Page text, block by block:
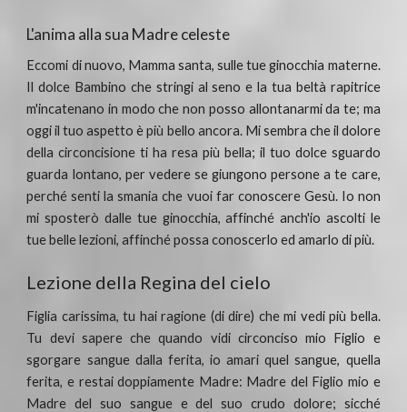
L'anima alla sua Madre celeste
Eccomi di nuovo, Mamma santa, sulle tue ginocchia materne.
Il dolce Bambino che stringi al seno e la tua beltà rapitrice
m'incatenano in modo che non posso allontanarmi da te; ma
oggi il tuo aspetto è più bello ancora. Mi sembra che il dolore
della circoncisione ti ha resa più bella; il tuo dolce sguardo
guarda lontano, per vedere se giungono persone a te care,
perché senti la smania che vuoi far conoscere Gesù. Io non
mi sposterò dalle tue ginocchia, affinché anch'io ascolti le
tue belle lezioni, affinché possa conoscerlo ed amarlo di più.
Lezione della Regina del cielo
Figlia carissima, tu hai ragione (di dire) che mi vedi più bella.
Tu devi sapere che quando vidi circonciso mio Figlio e
sgorgare sangue dalla ferita, io amari quel sangue, quella
ferita, e restai doppiamente Madre: Madre del Figlio mio e
Madre del suo sangue e del suo crudo dolore; sicché